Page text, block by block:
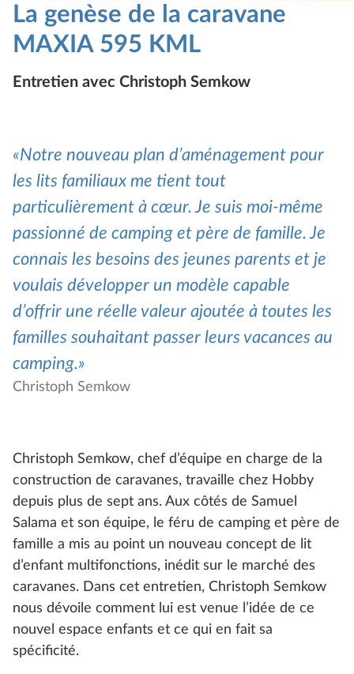
La genèse de la caravane
MAXIA 595 KML
Entretien avec Christoph Semkow
Notre nouveau plan d’aménagement pour
les lits familiaux me tient tout
particulièrement à cœur. Je suis moi-même
passionné de camping et père de famille. Je
connais les besoins des jeunes parents et je
voulais développer un modèle capable
d’offrir une réelle valeur ajoutée à toutes les
familles souhaitant passer leurs vacances au
camping.
Christoph Semkow
Christoph Semkow, chef d’équipe en charge de la
construction de caravanes, travaille chez Hobby
depuis plus de sept ans. Aux côtés de Samuel
Salama et son équipe, le féru de camping et père de
famille a mis au point un nouveau concept de lit
d’enfant multifonctions, inédit sur le marché des
caravanes. Dans cet entretien, Christoph Semkow
nous dévoile comment lui est venue l’idée de ce
nouvel espace enfants et ce qui en fait sa
spécificité.